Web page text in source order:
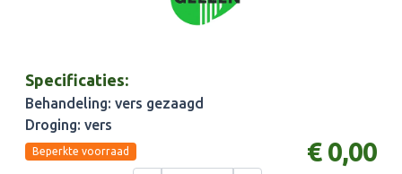
Specificaties:
Behandeling: vers gezaagd
Droging: vers
Beperkte voorraad € 0,00